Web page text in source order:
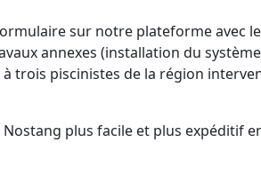
sur notre plateforme avec
annexes (installation du
trois piscinistes de la région
plus facile et plus expéditif